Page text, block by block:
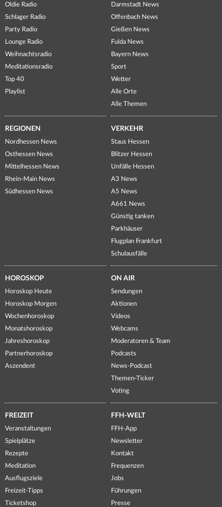
Oldie Radio
Schlager Radio
Party Radio
Lounge Radio
Weihnachtsradio
Meditationsradio
Top 40
Playlist
Darmstadt News
Offenbach News
Gießen News
Fulda News
Bayern News
Sport
Wetter
Alle Orte
Alle Themen
REGIONEN
Nordhessen News
Osthessen News
Mittelhessen News
Rhein-Main News
Südhessen News
VERKEHR
Staus Hessen
Blitzer Hessen
Unfälle Hessen
A3 News
A5 News
A661 News
Günstig tanken
Parkhäuser
Flugplan Frankfurt
Schulausfälle
HOROSKOP
Horoskop Heute
Horoskop Morgen
Wochenhoroskop
Monatshoroskop
Jahreshoroskop
Partnerhoroskop
Aszendent
ON AIR
Sendungen
Aktionen
Videos
Webcams
Moderatoren & Team
Podcasts
News-Podcast
Themen-Ticker
Voting
FREIZEIT
Veranstaltungen
Spielplätze
Rezepte
Meditation
Ausflugsziele
Freizeit-Tipps
Ticketshop
FFH-WELT
FFH-App
Newsletter
Kontakt
Frequenzen
Jobs
Führungen
Presse